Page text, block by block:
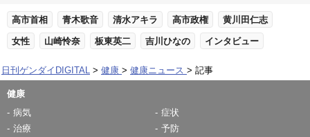
高市首相 青木歌音 清水アキラ 高市政権 黄川田仁志
女性 山崎怜奈 板東英二 吉川ひなの インタビュー
日刊ゲンダイDIGITAL 健康 健康ニュース 記事
健康
病気
症状
治療
予防